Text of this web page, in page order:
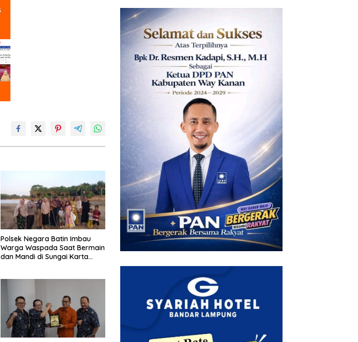
Polsek Negara Batin Imbau
Warga Waspada Saat Bermain
dan Mandi di Sungai Karta